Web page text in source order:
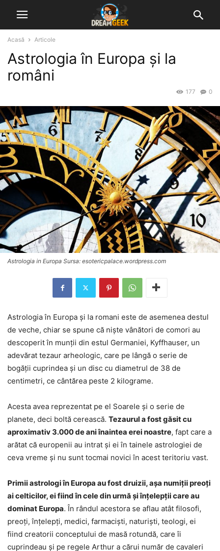
Acasă Articole
Astrologia în Europa și la
români
0
177
Astrologia in Europa Sursa: esotericpalace.wordpress.com
Astrologia în Europa și la romani este de asemenea destul
de veche, chiar se spune că niște vânători de comori au
descoperit în munții din estul Germaniei, Kyffhauser, un
adevărat tezaur arheologic, care pe lângă o serie de
bogății cuprindea și un disc cu diametrul de 38 de
centimetri, ce cântărea peste 2 kilograme.
Acesta avea reprezentat pe el Soarele și o serie de
planete, deci boltă cerească. Tezaurul a fost găsit cu
aproximativ 3.000 de ani înaintea erei noastre, fapt care a
arătat că europenii au intrat și ei în tainele astrologiei de
ceva vreme și nu sunt tocmai novici în acest teritoriu vast.
Primii astrologi în Europa au fost druizii, așa numiții preoți
ai celticilor, ei fiind în cele din urmă și înțelepții care au
dominat Europa. În rândul acestora se aflau atât filosofi,
preoți, înțelepți, medici, farmaciști, naturiști, teologi, ei
fiind creatorii conceptului de masă rotundă, care îi
cuprindeau și pe regele Arthur a cărui număr de cavaleri